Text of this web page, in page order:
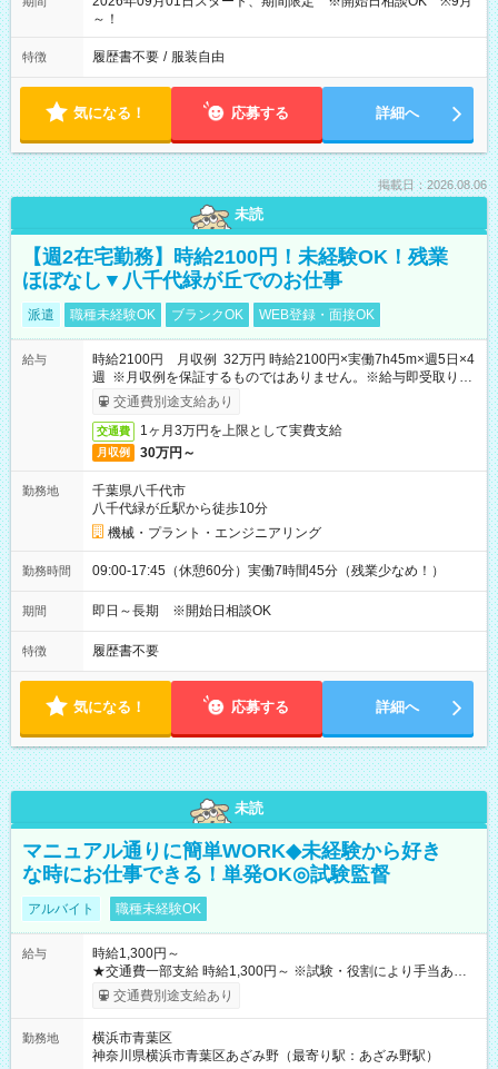
～！
特徴 履歴書不要 / 服装自由
気になる！ 応募する 詳細へ
掲載日：2026.08.06
未読
【週2在宅勤務】時給2100円！未経験OK！残業
ほぼなし▼八千代緑が丘でのお仕事
派遣 職種未経験OK ブランクOK WEB登録・面接OK
給与
時給2100円 月収例 32万円 時給2100円×実働7h45m×週5日×4
週 ※月収例を保証するものではありません。※給与即受取りサ
ービス利用可（利用条件有）
交通費別途支給あり
交通費 1ヶ月3万円を上限として実費支給
月収例 30万円～
勤務地
千葉県八千代市
八千代緑が丘駅から徒歩10分
機械・プラント・エンジニアリング
勤務時間 09:00-17:45（休憩60分）実働7時間45分（残業少なめ！）
期間 即日～長期 ※開始日相談OK
特徴 履歴書不要
気になる！ 応募する 詳細へ
未読
マニュアル通りに簡単WORK◆未経験から好き
な時にお仕事できる！単発OK◎試験監督
アルバイト 職種未経験OK
給与
時給1,300円～
★交通費一部支給 時給1,300円～ ※試験・役割により手当あり
※勤務回数により昇給あり 【即給（前払い）オプションあ
り！】 希望される場合、勤務から1週間ほどで給与の一部を受け
例】 ・河合塾模擬試験 8:30～17:30（休憩1時間） 時給1,300円
×8時間＝日収10,400円＋交通費 ※当日の役割により時給＋100
交通費別途支給あり
勤務地
横浜市青葉区
神奈川県横浜市青葉区あざみ野（最寄り駅：あざみ野駅）